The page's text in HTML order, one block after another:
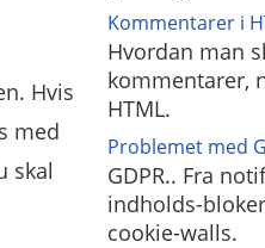
Hvis
med
skal
Kommentarer i
Hvordan man
kommentarer,
HTML.
Problemet med
GDPR.. Fra
indholds-
cookie-walls.